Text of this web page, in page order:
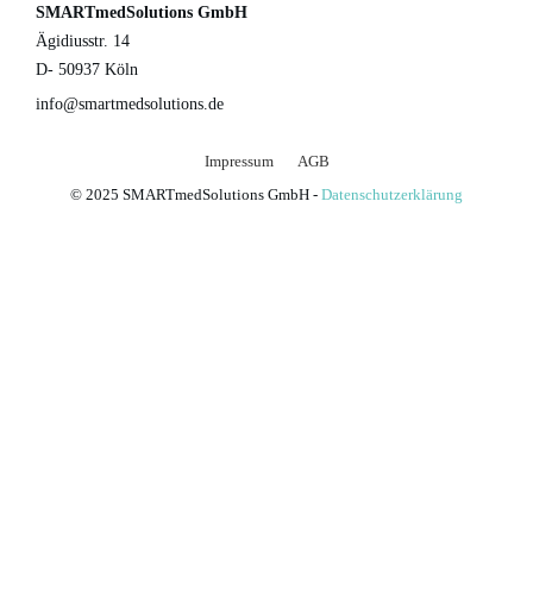
SMARTmedSolutions GmbH
Ägidiusstr. 14
D- 50937 Köln
info@smartmedsolutions.de
Impressum
AGB
© 2025 SMARTmedSolutions GmbH - Datenschutzerklärung